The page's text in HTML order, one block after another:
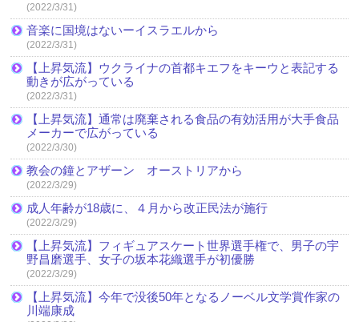
(2022/3/31)
音楽に国境はないーイスラエルから
(2022/3/31)
【上昇気流】ウクライナの首都キエフをキーウと表記する
動きが広がっている
(2022/3/31)
【上昇気流】通常は廃棄される食品の有効活用が大手食品
メーカーで広がっている
(2022/3/30)
教会の鐘とアザーン オーストリアから
(2022/3/29)
成人年齢が18歳に、４月から改正民法が施行
(2022/3/29)
【上昇気流】フィギュアスケート世界選手権で、男子の宇
野昌磨選手、女子の坂本花織選手が初優勝
(2022/3/29)
【上昇気流】今年で没後50年となるノーベル文学賞作家の
川端康成